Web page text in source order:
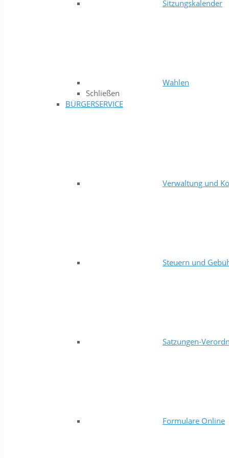
Sitzungskalender
Wahlen
Schließen
BÜRGERSERVICE
Verwaltung und
Steuern und
Satzungen-
Formulare Online